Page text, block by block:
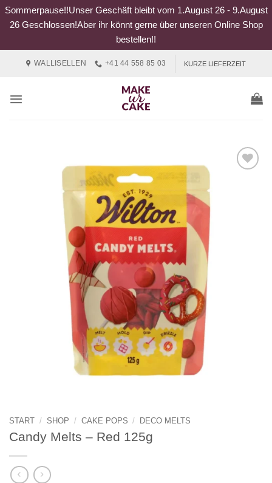
Sommerpause!!Unser Geschäft bleibt vom 1.August 26 - 9.August
26 Geschlossen!Aber ihr könnt gerne über unseren Online Shop
bestellen!!
WALLISELLEN +41 44 558 85 03 KURZE LIEFERZEIT
START / SHOP / CAKE POPS / DECO MELTS
Candy Melts – Red 125g